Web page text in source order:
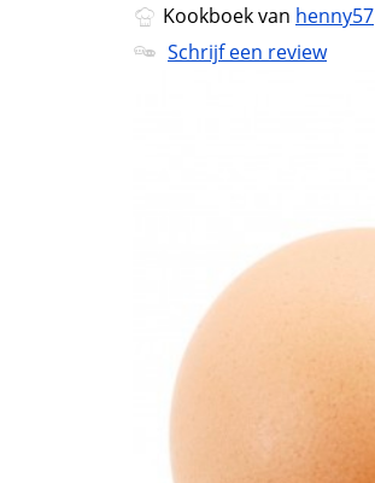
Kookboek van henny57
Schrijf een review